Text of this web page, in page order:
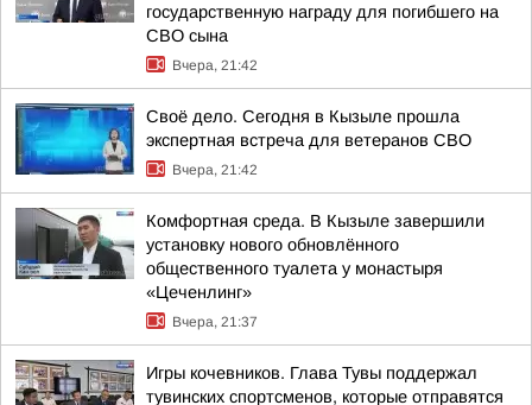
государственную награду для погибшего на
СВО сына
Вчера, 21:42
Своё дело. Сегодня в Кызыле прошла
экспертная встреча для ветеранов СВО
Вчера, 21:42
Комфортная среда. В Кызыле завершили
установку нового обновлённого
общественного туалета у монастыря
«Цеченлинг»
Вчера, 21:37
Игры кочевников. Глава Тувы поддержал
тувинских спортсменов, которые отправятся